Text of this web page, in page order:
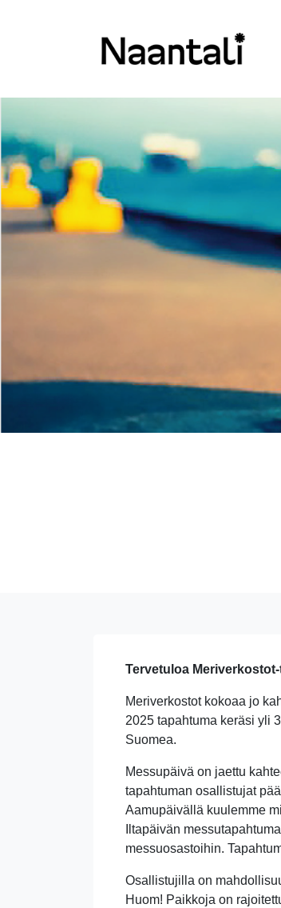
Tervetuloa
Meriverkostot kokoaa jo
2025 tapahtuma keräsi yli
Suomea.
Messupäivä on jaettu
tapahtuman osallistujat
Aamupäivällä kuulemme
Iltapäivän
messuosastoihin.
Osallistujilla on
Huom! Paikkoja on